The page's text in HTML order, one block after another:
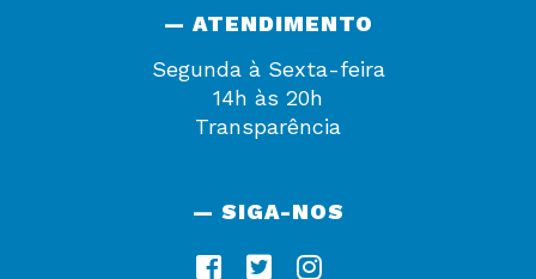
— ATENDIMENTO
Segunda à Sexta-feira
14h às 20h
Transparência
— SIGA-NOS